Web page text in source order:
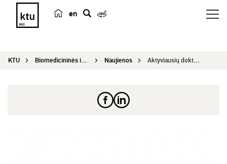
en
e
KTU Biomedicininės inžinerijos institutas Naujienos Aktyviausių doktorantų konkursas